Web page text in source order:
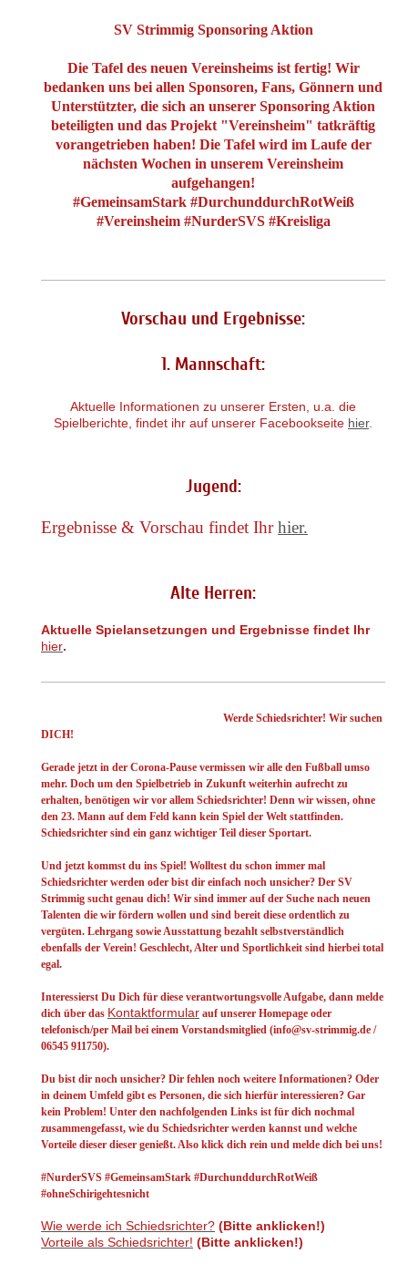
SV Strimmig Sponsoring Aktion
Die Tafel des neuen Vereinsheims ist fertig! Wir
bedanken uns bei allen Sponsoren, Fans, Gönnern und
Unterstützter, die sich an unserer Sponsoring Aktion
beteiligten und das Projekt "Vereinsheim" tatkräftig
vorangetrieben haben! Die Tafel wird im Laufe der
nächsten Wochen in unserem Vereinsheim
aufgehangen!
#GemeinsamStark #DurchunddurchRotWeiß
#Vereinsheim #NurderSVS #Kreisliga
Vorschau und Ergebnisse:
1. Mannschaft:
Aktuelle Informationen zu unserer Ersten, u.a. die
Spielberichte, findet ihr auf unserer Facebookseite hier.
Jugend:
Ergebnisse & Vorschau findet Ihrhier.
Alte Herren:
Aktuelle Spielansetzungen und Ergebnisse findet Ihr
hier.
Werde Schiedsrichter! Wir suchen
DICH!
Gerade jetzt in der Corona-Pause vermissen wir alle den Fußball umso
mehr. Doch um den Spielbetrieb in Zukunft weiterhin aufrecht zu
erhalten, benötigen wir vor allem Schiedsrichter! Denn wir wissen, ohne
den 23. Mann auf dem Feld kann kein Spiel der Welt stattfinden.
Schiedsrichter sind ein ganz wichtiger Teil dieser Sportart.
Und jetzt kommst du ins Spiel! Wolltest du schon immer mal
Schiedsrichter werden oder bist dir einfach noch unsicher? Der SV
Strimmig sucht genau dich! Wir sind immer auf der Suche nach neuen
Talenten die wir fördern wollen und sind bereit diese ordentlich zu
vergüten. Lehrgang sowie Ausstattung bezahlt selbstverständlich
ebenfalls der Verein! Geschlecht, Alter und Sportlichkeit sind hierbei total
egal.
Interessierst Du Dich für diese verantwortungsvolle Aufgabe, dann melde
dich über das Kontaktformular auf unserer Homepage oder
telefonisch/per Mail bei einem Vorstandsmitglied (info@sv-strimmig.de /
06545 911750).
Du bist dir noch unsicher? Dir fehlen noch weitere Informationen? Oder
in deinem Umfeld gibt es Personen, die sich hierfür interessieren? Gar
kein Problem! Unter den nachfolgenden Links ist für dich nochmal
zusammengefasst, wie du Schiedsrichter werden kannst und welche
Vorteile dieser dieser genießt. Also klick dich rein und melde dich bei uns!
#NurderSVS #GemeinsamStark #DurchunddurchRotWeiß
#ohneSchirigehtesnicht
Wie werde ich Schiedsrichter? (Bitte anklicken!)
Vorteile als Schiedsrichter! (Bitte anklicken!)